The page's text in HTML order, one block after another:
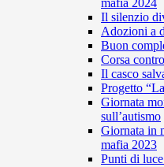
mafia 2024
Il silenzio
Adozioni a
Buon
Corsa
Il casco
Progetto
Giornata
sull’autismo
Giornata in
mafia 2023
Punti di